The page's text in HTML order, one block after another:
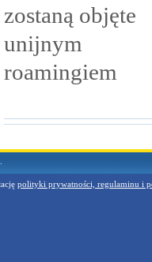
zostaną objęte
unijnym
roamingiem
polityki prywatności, regulaminu i